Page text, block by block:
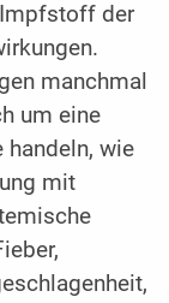
der
manchmal
um eine
handeln, wie
mit